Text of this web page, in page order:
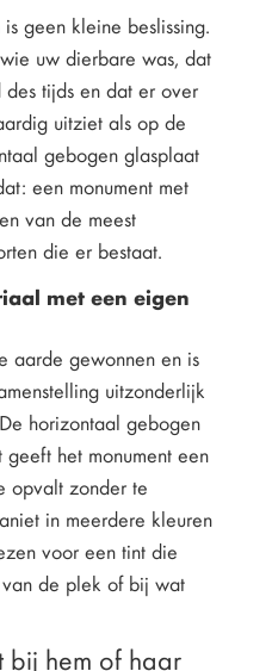
geen kleine beslissing.
uw dierbare was, dat
tijds en dat er over
uitziet als op de
gebogen glasplaat
een monument met
van de meest
die er bestaat.
met een eigen
aarde gewonnen en is
uitzonderlijk
horizontaal gebogen
het monument een
opvalt zonder te
in meerdere kleuren
voor een tint die
de plek of bij wat
bij hem of haar